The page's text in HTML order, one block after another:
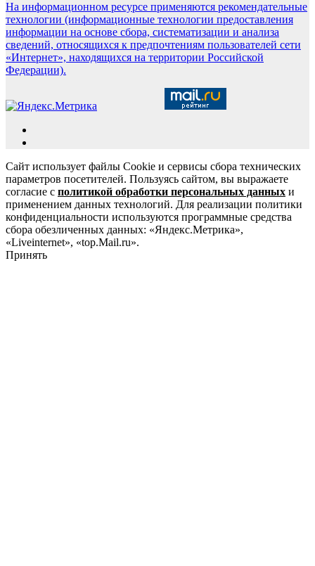
На информационном ресурсе применяются рекомендательные
технологии (информационные технологии предоставления
информации на основе сбора, систематизации и анализа
сведений, относящихся к предпочтениям пользователей сети
«Интернет», находящихся на территории Российской
Федерации).
Сайт использует файлы Cookie и сервисы сбора технических
параметров посетителей. Пользуясь сайтом, вы выражаете
согласие с политикой обработки персональных данных и
применением данных технологий. Для реализации политики
конфиденциальности используются программные средства
сбора обезличенных данных: «Яндекс.Метрика»,
«Liveinternet», «top.Mail.ru».
Принять